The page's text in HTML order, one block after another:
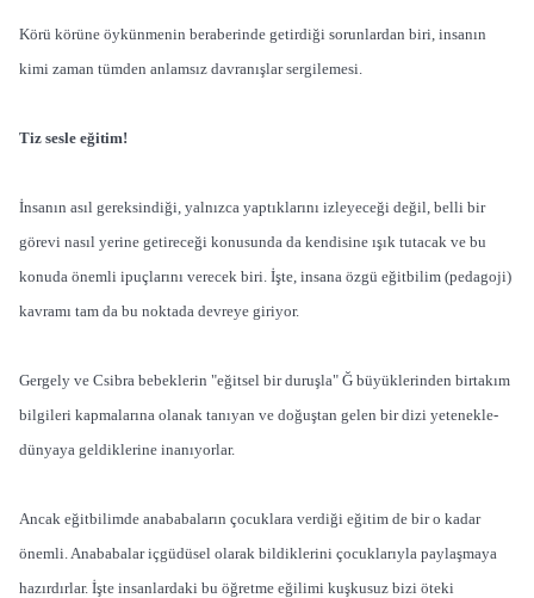
Körü körüne öykünmenin beraberinde getirdiği sorunlardan biri, insanın
kimi zaman tümden anlamsız davranışlar sergilemesi.
Tiz sesle eğitim!
İnsanın asıl gereksindiği, yalnızca yaptıklarını izleyeceği değil, belli bir
görevi nasıl yerine getireceği konusunda da kendisine ışık tutacak ve bu
konuda önemli ipuçlarını verecek biri. İşte, insana özgü eğitbilim (pedagoji)
kavramı tam da bu noktada devreye giriyor.
Gergely ve Csibra bebeklerin "eğitsel bir duruşla" Ğ büyüklerinden birtakım
bilgileri kapmalarına olanak tanıyan ve doğuştan gelen bir dizi yetenekle-
dünyaya geldiklerine inanıyorlar.
Ancak eğitbilimde anababaların çocuklara verdiği eğitim de bir o kadar
önemli. Anababalar içgüdüsel olarak bildiklerini çocuklarıyla paylaşmaya
hazırdırlar. İşte insanlardaki bu öğretme eğilimi kuşkusuz bizi öteki